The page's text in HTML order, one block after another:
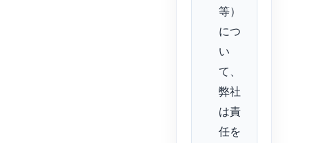
等）
につ
い
て、
弊社
は責
任を